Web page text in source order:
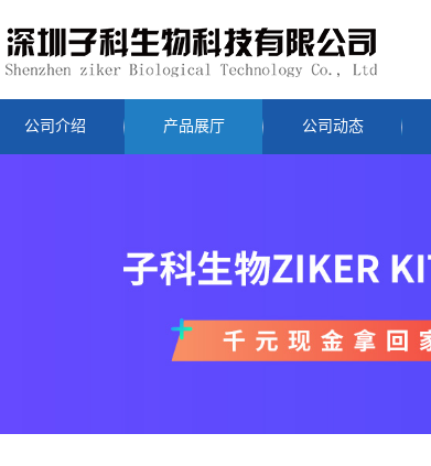
公司介绍 产品展厅 公司动态